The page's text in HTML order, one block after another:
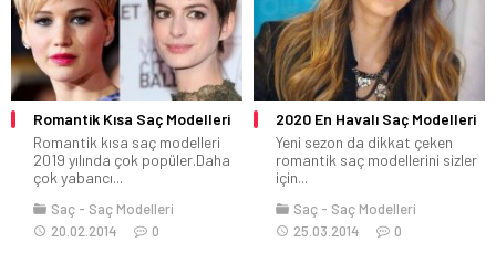
Romantik Kısa Saç Modelleri
Romantik kısa saç modelleri
2019 yılında çok popüler.Daha
çok yabancı...
Saç
Saç Modelleri
20.02.2014
0
2020 En Havalı Saç Modelleri
Yeni sezon da dikkat çeken
romantik saç modellerini sizler
için...
Saç
Saç Modelleri
25.03.2014
0